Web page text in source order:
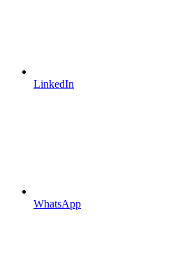
LinkedIn
WhatsApp